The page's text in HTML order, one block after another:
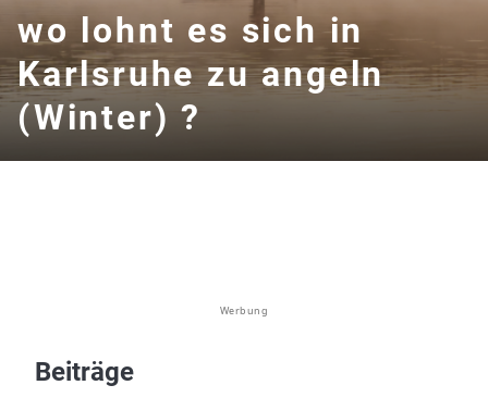
wo lohnt es sich in
Karlsruhe zu angeln
(Winter) ?
Werbung
Beiträge